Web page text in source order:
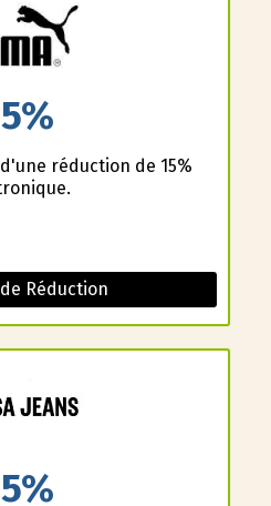
réduction de 15%
Réduction